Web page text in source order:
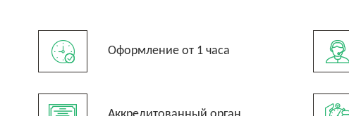
Оформление от 1 часа